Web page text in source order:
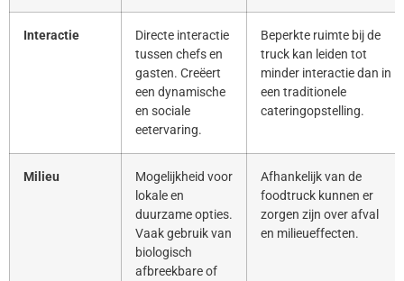
Interactie
Directe interactie
tussen chefs en
gasten. Creëert
een dynamische
en sociale
eetervaring.
Beperkte ruimte bij de
truck kan leiden tot
minder interactie dan in
een traditionele
cateringopstelling.
Milieu
Mogelijkheid voor
lokale en
duurzame opties.
Vaak gebruik van
biologisch
afbreekbare of
Afhankelijk van de
foodtruck kunnen er
zorgen zijn over afval
en milieueffecten.